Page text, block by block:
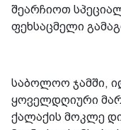
შეარჩიოთ
ფეხსაცმელი
საბოლოო ჯამში,
ყოველდღიური
ქალაქის მოკლე